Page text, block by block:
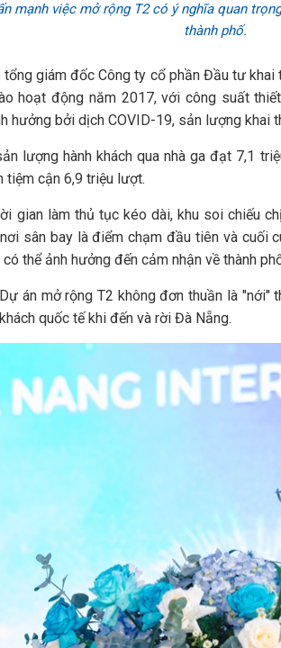
mạnh việc mở rộng T2 có ý nghĩa quan
thành phố.
giám đốc Công ty cổ phần Đầu tư khai
hoạt động năm 2017, với công suất
hưởng bởi dịch COVID-19, sản lượng khai
lượng hành khách qua nhà ga đạt 7,1
tiệm cận 6,9 triệu lượt.
gian làm thủ tục kéo dài, khu soi chiếu
sân bay là điểm chạm đầu tiên và cuối
thể ảnh hưởng đến cảm nhận về thành
án mở rộng T2 không đơn thuần là
quốc tế khi đến và rời Đà Nẵng.